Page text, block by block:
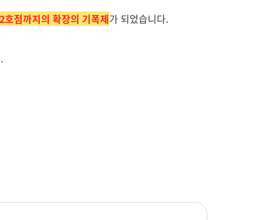
호점까지의 확장의 기폭제가 되었습니다.